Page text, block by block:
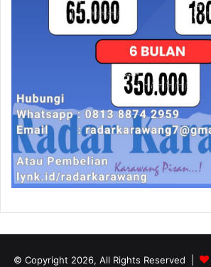
© Copyright 2026, All Rights Reserved |